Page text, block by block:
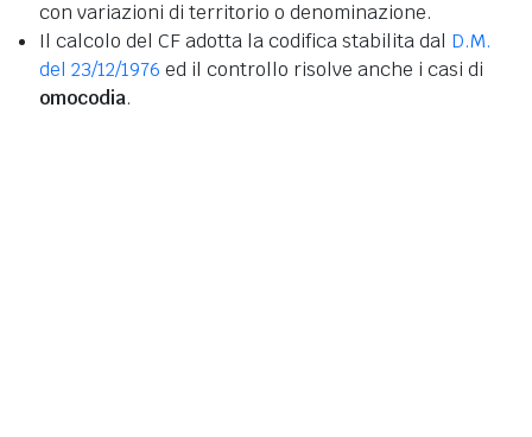
con variazioni di territorio o denominazione.
Il calcolo del CF adotta la codifica stabilita dal D.M.
del 23/12/1976 ed il controllo risolve anche i casi di
omocodia.